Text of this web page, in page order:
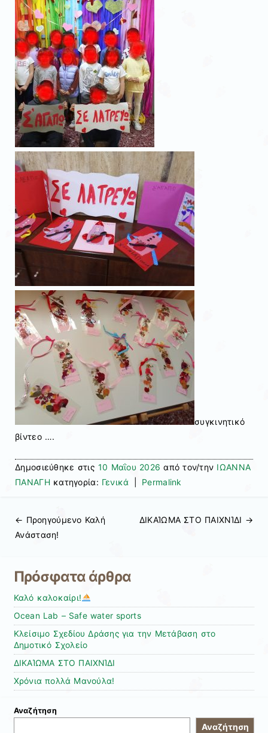
συγκινητικό
βίντεο ….
Δημοσιεύθηκε στις 10 Μαΐου 2026 από τον/την ΙΩΑΝΝΑ
ΠΑΝΑΓΗκατηγορία: Γενικά Permalink
Πλοήγηση άρθρων
← Προηγούμενo Καλή
Ανάσταση!
ΔΙΚΑΊΩΜΑ ΣΤΟ ΠΑΙΧΝΊΔΙ →
Πρόσφατα άρθρα
Καλό καλοκαίρι!
Ocean Lab – Safe water sports
Κλείσιμο Σχεδίου Δράσης για την Μετάβαση στο
Δημοτικό Σχολείο
ΔΙΚΑΊΩΜΑ ΣΤΟ ΠΑΙΧΝΊΔΙ
Χρόνια πολλά Μανούλα!
Αναζήτηση
Αναζήτηση